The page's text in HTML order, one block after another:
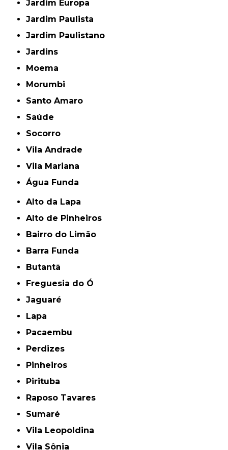
Jardim Europa
Jardim Paulista
Jardim Paulistano
Jardins
Moema
Morumbi
Santo Amaro
Saúde
Socorro
Vila Andrade
Vila Mariana
Água Funda
Alto da Lapa
Alto de Pinheiros
Bairro do Limão
Barra Funda
Butantã
Freguesia do Ó
Jaguaré
Lapa
Pacaembu
Perdizes
Pinheiros
Pirituba
Raposo Tavares
Sumaré
Vila Leopoldina
Vila Sônia